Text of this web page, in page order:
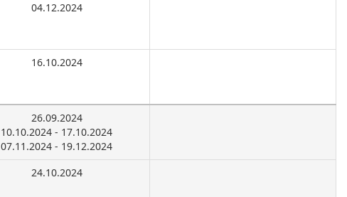
04.12.2024
16.10.2024
26.09.2024
10.10.2024 - 17.10.2024
07.11.2024 - 19.12.2024
24.10.2024